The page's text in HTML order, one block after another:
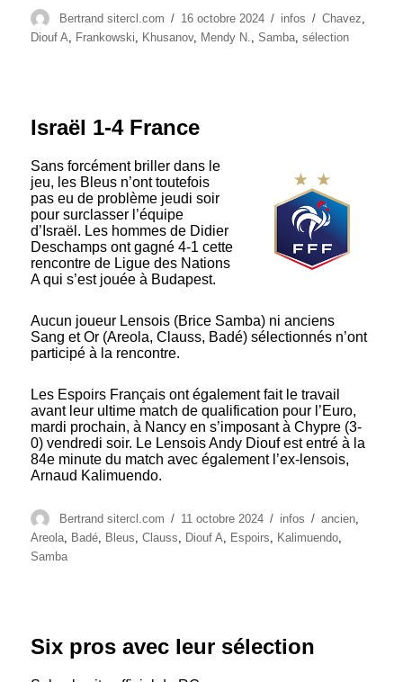
Auteur
Bertrand sitercl.com
Publié
le
16 octobre 2024 Catégories
infos Étiquettes
Chavez,
Diouf A, Frankowski, Khusanov, Mendy N.,Samba,sélection
Israël 1-4 France
Sans forcément briller dans le
jeu, les Bleus n’ont toutefois
pas eu de problème jeudi soir
pour surclasser l’équipe
d’Israël. Les hommes de Didier
Deschamps ont gagné 4-1 cette
rencontre de Ligue des Nations
A qui s’est jouée à Budapest.
Aucun joueur Lensois (Brice Samba) ni anciens
Sang et Or (Areola, Clauss, Badé) sélectionnés n’ont
participé à la rencontre.
Les Espoirs Français ont également fait le travail
avant leur ultime match de qualification pour l’Euro,
mardi prochain, à Nancy en s’imposant à Chypre (3-
0) vendredi soir. Le Lensois Andy Diouf est entré à la
84e minute du match avec également l’ex-lensois,
Arnaud Kalimuendo.
Auteur
Bertrand sitercl.com
Publié
le
11 octobre 2024 Catégories
infos Étiquettes
ancien
Areola, Badé, Bleus,Clauss, Diouf A, Espoirs, Kalimuendo,
Samba
Six pros avec leur sélection